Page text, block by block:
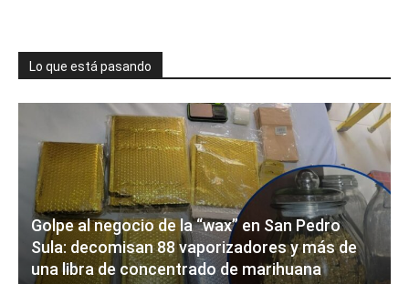
Lo que está pasando
Golpe al negocio de la “wax” en San Pedro
Sula: decomisan 88 vaporizadores y más de
una libra de concentrado de marihuana